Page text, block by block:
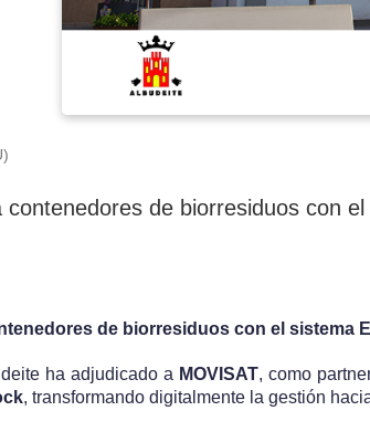
contenedores de biorresiduos con
de biorresiduos con el sistema
ha adjudicado a MOVISAT, como
, transformando digitalmente la gestión